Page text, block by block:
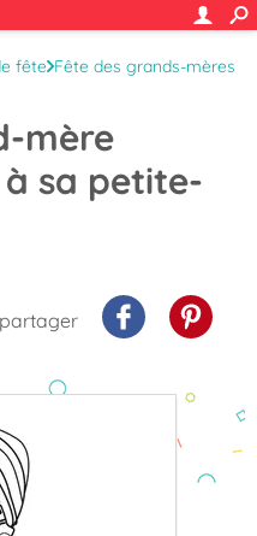
fête Fête des grands-mères
mère
sa petite-
partager